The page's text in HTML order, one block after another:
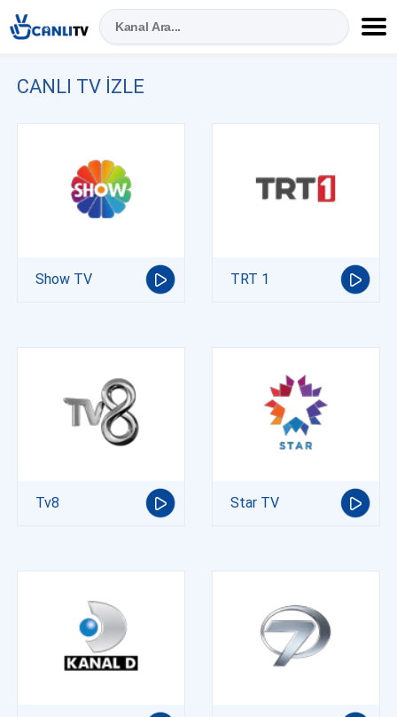
CANLI TV IZLE
Show TV TRT 1
Tv8 Star TV